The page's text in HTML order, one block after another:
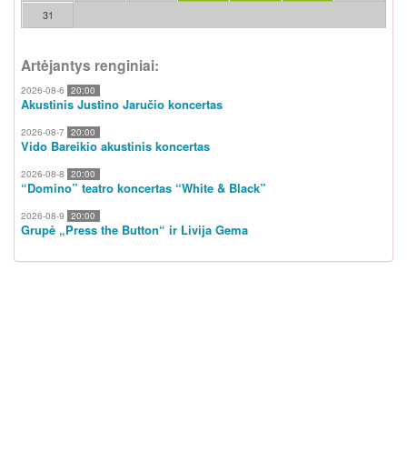
31
Artėjantys renginiai:
2026-08-6 20:00
Akustinis Justino Jaručio koncertas
2026-08-7 20:00
Vido Bareikio akustinis koncertas
2026-08-8 20:00
“Domino” teatro koncertas “White & Black”
2026-08-9 20:00
Grupė „Press the Button“ ir Livija Gema